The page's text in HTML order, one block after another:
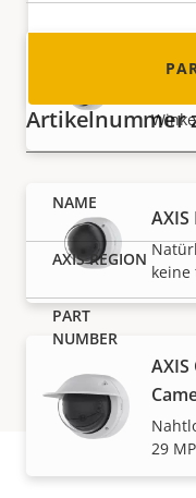
AXIS
keine
AXIS
29 MP
Artikelnummer